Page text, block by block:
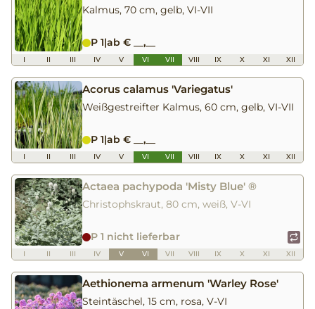
Kalmus, 70 cm, gelb, VI-VII
P 1|ab € __,__
I II III IV V VI VII VIII IX X XI XII
Acorus calamus 'Variegatus'
Weißgestreifter Kalmus, 60 cm, gelb, VI-VII
P 1|ab € __,__
I II III IV V VI VII VIII IX X XI XII
Actaea pachypoda 'Misty Blue' ®
Christophskraut, 80 cm, weiß, V-VI
P 1 nicht lieferbar
I II III IV V VI VII VIII IX X XI XII
Aethionema armenum 'Warley Rose'
Steintäschel, 15 cm, rosa, V-VI